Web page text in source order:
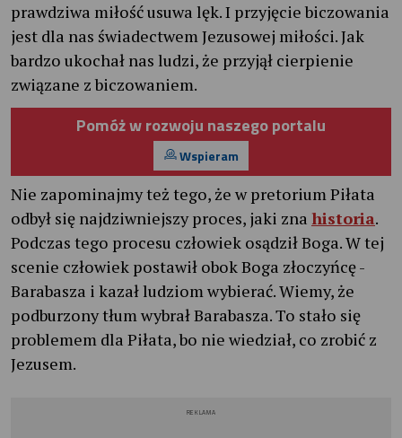
prawdziwa miłość usuwa lęk. I przyjęcie biczowania
jest dla nas świadectwem Jezusowej miłości. Jak
bardzo ukochał nas ludzi, że przyjął cierpienie
związane z biczowaniem.
Pomóż w rozwoju naszego portalu
Wspieram
Nie zapominajmy też tego, że w pretorium Piłata
odbył się najdziwniejszy proces, jaki zna historia.
Podczas tego procesu człowiek osądził Boga. W tej
scenie człowiek postawił obok Boga złoczyńcę -
Barabasza i kazał ludziom wybierać. Wiemy, że
podburzony tłum wybrał Barabasza. To stało się
problemem dla Piłata, bo nie wiedział, co zrobić z
Jezusem.
REKLAMA